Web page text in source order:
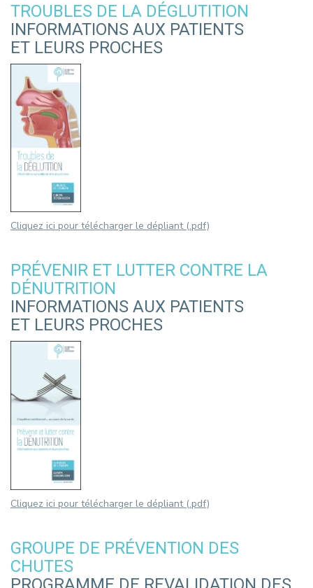
TROUBLES DE LA DÉGLUTITION
INFORMATIONS AUX PATIENTS
ET LEURS PROCHES
Cliquez ici pour télécharger le dépliant (.pdf)
PRÉVENIR ET LUTTER CONTRE LA
DÉNUTRITION
INFORMATIONS AUX PATIENTS
ET LEURS PROCHES
Cliquez ici pour télécharger le dépliant (.pdf)
GROUPE DE PRÉVENTION DES
CHUTES